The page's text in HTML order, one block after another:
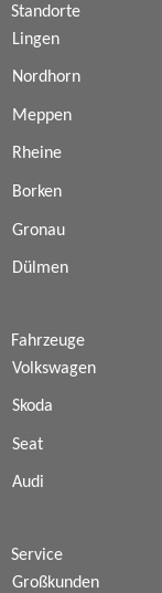
Standorte
Lingen
Nordhorn
Meppen
Rheine
Borken
Gronau
Dülmen
Fahrzeuge
Volkswagen
Skoda
Seat
Audi
Service
Großkunden